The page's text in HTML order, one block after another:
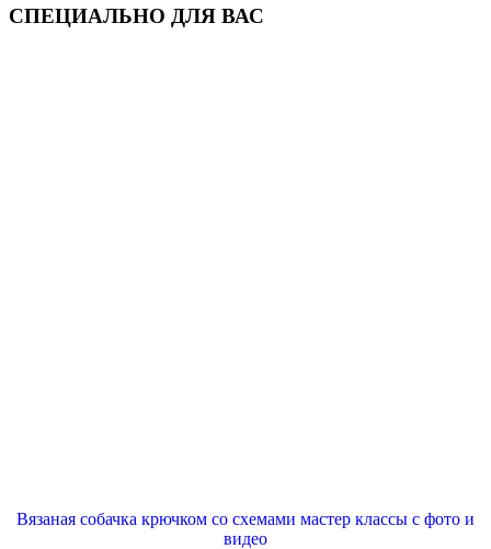
СПЕЦИАЛЬНО ДЛЯ ВАС
Вязаная собачка крючком со схемами мастер классы с фото и
видео